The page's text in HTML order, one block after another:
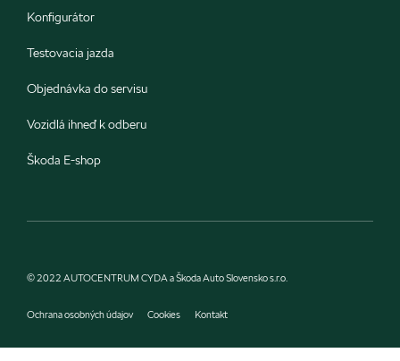
Konfigurátor
Testovacia jazda
Objednávka do servisu
Vozidlá ihneď k odberu
Škoda E-shop
© 2022 AUTOCENTRUM CYDA a Škoda Auto Slovensko s.r.o.
Ochrana osobných údajov Cookies Kontakt